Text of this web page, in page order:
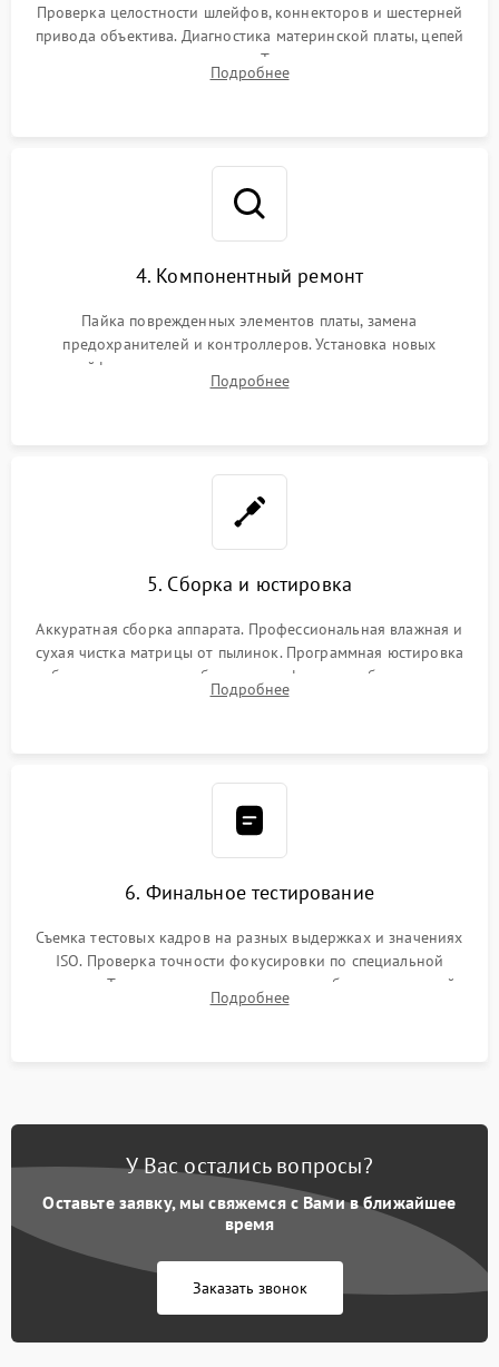
Проверка целостности шлейфов, коннекторов и шестерней
привода объектива. Диагностика материнской платы, цепей
питания и картоприемника. Тестирование механизма
затвора и блока внутрикамерной стабилизации.
Подробнее
4. Компонентный ремонт
Пайка поврежденных элементов платы, замена
предохранителей и контроллеров. Установка новых
шлейфов, дисплея, механизма затвора или двигателя
автофокуса. Восстановление геометрии тубуса объектива
Подробнее
5. Сборка и юстировка
Аккуратная сборка аппарата. Профессиональная влажная и
сухая чистка матрицы от пылинок. Программная юстировка
рабочего отрезка, калибровка автофокуса, стабилизатора и
экспозамера с помощью сервисного ПО.
Подробнее
6. Финальное тестирование
Съемка тестовых кадров на разных выдержках и значениях
ISO. Проверка точности фокусировки по специальной
мишени. Тест записи на карту памяти, работы встроенной
вспышки, микрофона и всех кнопок управления.
Подробнее
У Вас остались вопросы?
Оставьте заявку, мы свяжемся с Вами в ближайшее
время
Заказать звонок